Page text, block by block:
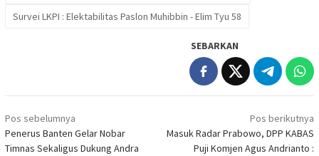
Survei LKPI : Elektabilitas Paslon Muhibbin - Elim Tyu 58
SEBARKAN
Navigasi
pos
Pos sebelumnya
Penerus Banten Gelar Nobar
Timnas Sekaligus Dukung Andra
Pos berikutnya
Masuk Radar Prabowo, DPP KABAS
Puji Komjen Agus Andrianto :